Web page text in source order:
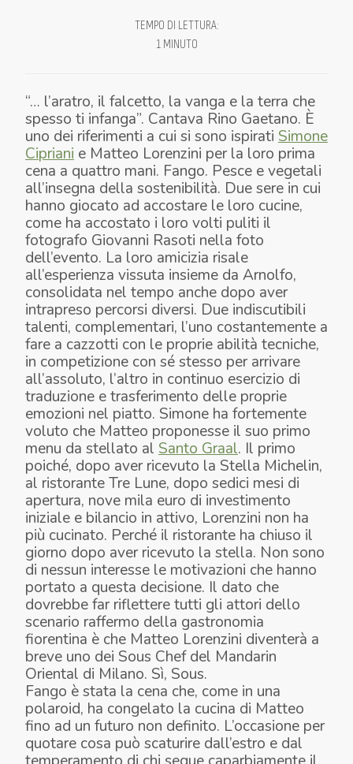
TEMPO DI LETTURA:
1 MINUTO
“… l’aratro, il falcetto, la vanga e la terra che
spesso ti infanga”. Cantava Rino Gaetano. È
uno dei riferimenti a cui si sono ispirati Simone
Cipriani e Matteo Lorenzini per la loro prima
cena a quattro mani. Fango. Pesce e vegetali
all’insegna della sostenibilità. Due sere in cui
hanno giocato ad accostare le loro cucine,
come ha accostato i loro volti puliti il
fotografo Giovanni Rasoti nella foto
dell’evento. La loro amicizia risale
all’esperienza vissuta insieme da Arnolfo,
consolidata nel tempo anche dopo aver
intrapreso percorsi diversi. Due indiscutibili
talenti, complementari, l’uno costantemente a
fare a cazzotti con le proprie abilità tecniche,
in competizione con sé stesso per arrivare
all’assoluto, l’altro in continuo esercizio di
traduzione e trasferimento delle proprie
emozioni nel piatto. Simone ha fortemente
voluto che Matteo proponesse il suo primo
menu da stellato al Santo Graal. Il primo
poiché, dopo aver ricevuto la Stella Michelin,
al ristorante Tre Lune, dopo sedici mesi di
apertura, nove mila euro di investimento
iniziale e bilancio in attivo, Lorenzini non ha
più cucinato. Perché il ristorante ha chiuso il
giorno dopo aver ricevuto la stella. Non sono
di nessun interesse le motivazioni che hanno
portato a questa decisione. Il dato che
dovrebbe far riflettere tutti gli attori dello
scenario raffermo della gastronomia
fiorentina è che Matteo Lorenzini diventerà a
breve uno dei Sous Chef del Mandarin
Oriental di Milano. Sì, Sous.
Fango è stata la cena che, come in una
polaroid, ha congelato la cucina di Matteo
fino ad un futuro non definito. L’occasione per
quotare cosa può scaturire dall’estro e dal